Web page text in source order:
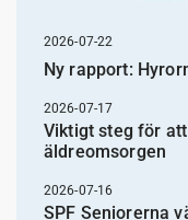
2026-07-22
Ny rapport:
2026-07-17
Viktigt steg för
äldreomsorgen
2026-07-16
SPF Seniorerna